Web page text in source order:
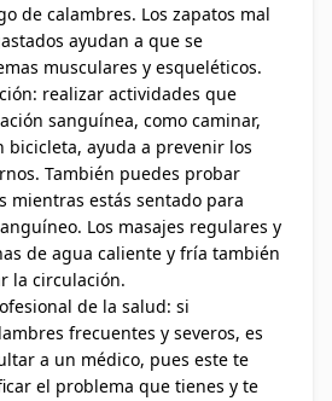
de calambres. Los zapatos mal
ayudan a que se
musculares y esqueléticos.
realizar actividades que
sanguínea, como caminar,
bicicleta, ayuda a prevenir los
También puedes probar
mientras estás sentado para
Los masajes regulares y
de agua caliente y fría también
la circulación.
de la salud: si
frecuentes y severos, es
a un médico, pues este te
el problema que tienes y te